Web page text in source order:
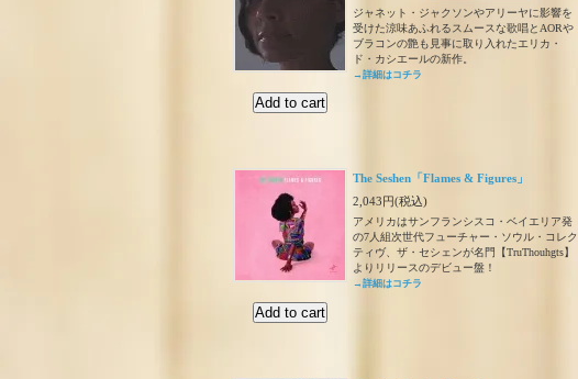
ジャネット・ジャクソンやアリーヤに影響を
受けた涼味あふれるスムースな歌唱とAORや
ブラコンの艶も見事に取り入れたエリカ・
ド・カシエールの新作。
→詳細はコチラ
The Seshen「Flames & Figures」
2,043円(税込)
アメリカはサンフランシスコ・ベイエリア発
の7人組次世代フューチャー・ソウル・コレク
ティヴ、ザ・セシェンが名門【TruThouhgts】
よりリリースのデビュー盤！
→詳細はコチラ